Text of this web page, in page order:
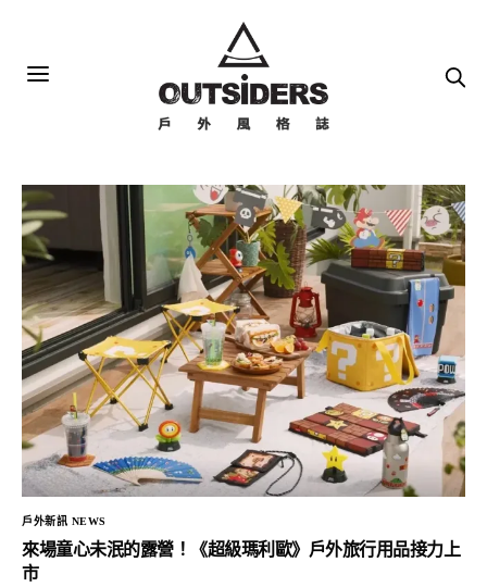
戶外新訊 NEWS
來場童心未泯的露營！《超級瑪利歐》戶外旅行用品接力上
市